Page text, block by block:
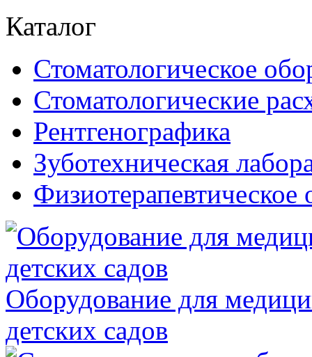
Каталог
Стоматологическое
Стоматологические
Рентгенографика
Зуботехническая
Физиотерапевтическое
Оборудование для
детских садов